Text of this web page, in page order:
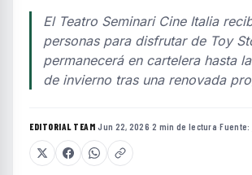
El Teatro Seminari Cine Italia
personas para disfrutar de Toy
permanecerá en cartelera hasta
de invierno tras una renovada
EDITORIAL TEAM·Jun 22, 2026·2 min de lectura·Fuente: